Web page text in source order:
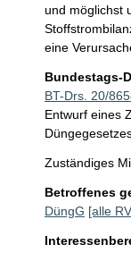
und möglichst
eine
Bundestags-
BT-Drs. 20/
Entwurf eines
Zuständiges
Betroffenes
DüngG [alle